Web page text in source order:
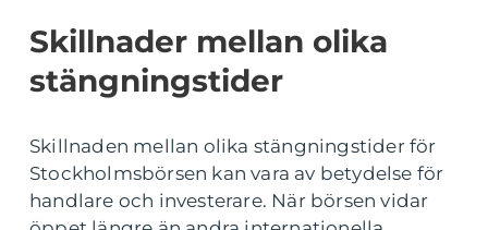
Skillnader mellan olika
stängningstider
Skillnaden mellan olika stängningstider för
Stockholmsbörsen kan vara av betydelse för
handlare och investerare. När börsen vidar